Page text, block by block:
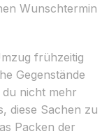
Wunschtermin
frühzeitig
Gegenstände
nicht mehr
diese Sachen zu
Packen der